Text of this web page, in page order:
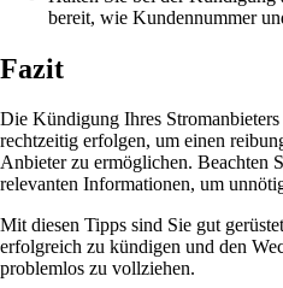
bereit, wie Kundennummer
Fazit
Die Kündigung Ihres
rechtzeitig erfolgen, um einen
Anbieter zu ermöglichen. Beachten
relevanten Informationen, um
Mit diesen Tipps sind Sie gut
erfolgreich zu kündigen und den
problemlos zu vollziehen.